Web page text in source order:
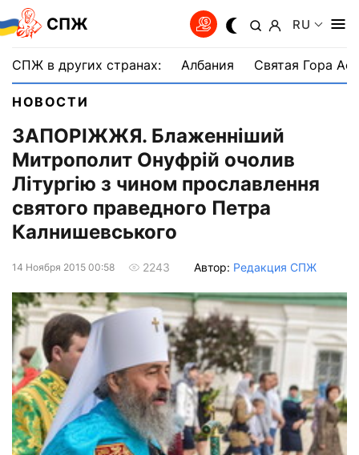
СПЖ RU
СПЖ в других странах: Албания Святая Гора
НОВОСТИ
ЗАПОРІЖЖЯ. Блаженніший
Митрополит Онуфрій очолив
Літургію з чином прославлення
святого праведного Петра
Калнишевського
14 Ноября 2015 00:58 2243 Автор: Редакция СПЖ